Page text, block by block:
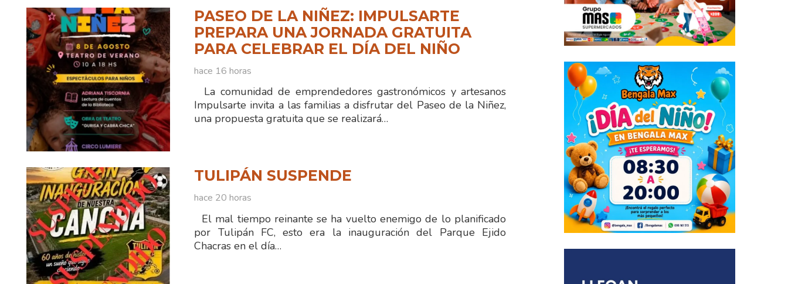
PASEO DE LA NIÑEZ: IMPULSARTE
PREPARA UNA JORNADA GRATUITA
PARA CELEBRAR EL DÍA DEL NIÑO
hace 16 horas
La comunidad de emprendedores gastronómicos y artesanos
Impulsarte invita a las familias a disfrutar del Paseo de la Niñez,
una propuesta gratuita que se realizará…
TULIPÁN SUSPENDE
hace 20 horas
El mal tiempo reinante se ha vuelto enemigo de lo planificado
por Tulipán FC, esto era la inauguración del Parque Ejido
Chacras en el día…